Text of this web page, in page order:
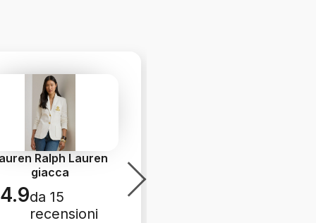
Ralph Lauren
giacca
4.9da 15
recensioni